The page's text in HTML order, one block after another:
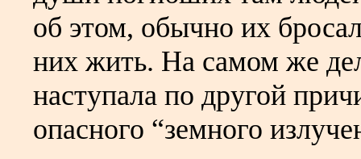
об этом, обычно их
них жить. На самом же
наступала по другой
опасного “земного